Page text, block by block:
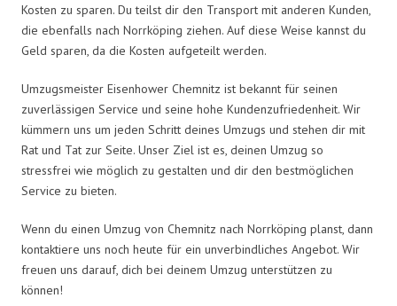
Kosten zu sparen. Du teilst dir den Transport mit anderen Kunden,
die ebenfalls nach Norrköping ziehen. Auf diese Weise kannst du
Geld sparen, da die Kosten aufgeteilt werden.
Umzugsmeister Eisenhower Chemnitz ist bekannt für seinen
zuverlässigen Service und seine hohe Kundenzufriedenheit. Wir
kümmern uns um jeden Schritt deines Umzugs und stehen dir mit
Rat und Tat zur Seite. Unser Ziel ist es, deinen Umzug so
stressfrei wie möglich zu gestalten und dir den bestmöglichen
Service zu bieten.
Wenn du einen Umzug von Chemnitz nach Norrköping planst, dann
kontaktiere uns noch heute für ein unverbindliches Angebot. Wir
freuen uns darauf, dich bei deinem Umzug unterstützen zu
können!